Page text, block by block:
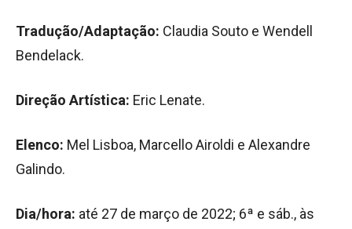
Tradução/Adaptação: Claudia Souto e Wendell
Bendelack.
Direção Artística: Eric Lenate.
Elenco: Mel Lisboa, Marcello Airoldi e Alexandre
Galindo.
Dia/hora: até 27 de março de 2022; 6ª e sáb., às